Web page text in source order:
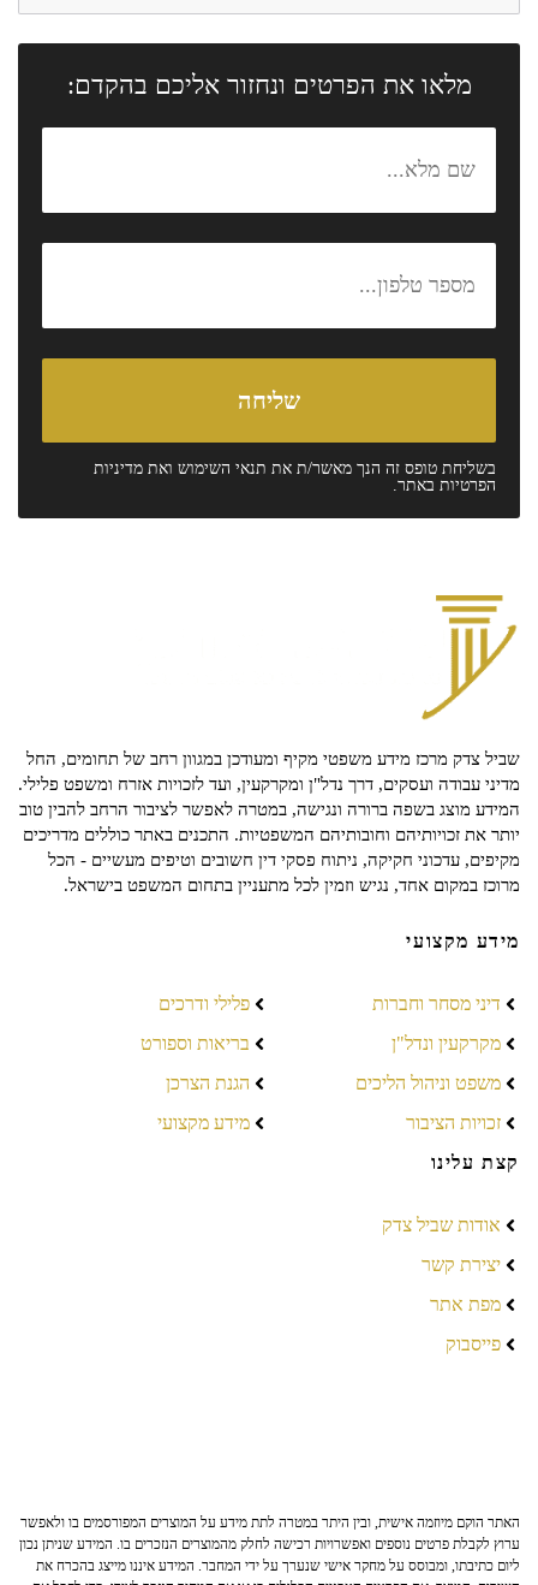
מלאו את הפרטים ונחזור אליכם בהקדם:
בשליחת טופס זה הנך מאשר/ת את תנאי השימוש ואת מדיניות
הפרטיות באתר.
שביל צדק מרכז מידע משפטי מקיף ומעודכן במגוון רחב של תחומים, החל
מדיני עבודה ועסקים, דרך נדל"ן ומקרקעין, ועד לזכויות אזרח ומשפט פלילי.
המידע מוצג בשפה ברורה ונגישה, במטרה לאפשר לציבור הרחב להבין טוב
יותר את זכויותיהם וחובותיהם המשפטיות. התכנים באתר כוללים מדריכים
מקיפים, עדכוני חקיקה, ניתוח פסקי דין חשובים וטיפים מעשיים - הכל
מרוכז במקום אחד, נגיש וזמין לכל מתעניין בתחום המשפט בישראל.
מידע מקצועי
דיני מסחר וחברות
מקרקעין ונדל"ן
משפט וניהול הליכים
זכויות הציבור
פלילי ודרכים
בריאות וספורט
הגנת הצרכן
מידע מקצועי
קצת עלינו
אודות שביל צדק
יצירת קשר
מפת אתר
פייסבוק
האתר הוקם מיוזמה אישית, ובין היתר במטרה לתת מידע על המוצרים המפורסמים בו ולאפשר
ערוץ לקבלת פרטים נוספים ואפשרויות רכישה לחלק מהמוצרים הנזכרים בו. המידע שניתן נכון
ליום כתיבתו, ומבוסס על מחקר אישי שנערך על ידי המחבר. המידע איננו מייצג בהכרח את